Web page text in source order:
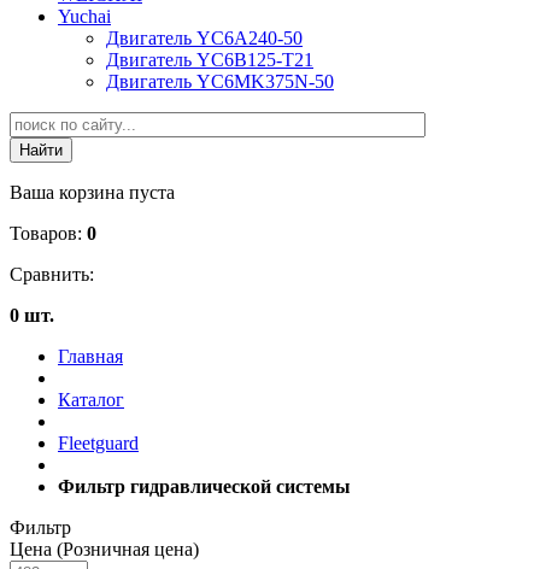
Yuchai
Двигатель YC6A240-50
Двигатель YC6B125-T21
Двигатель YC6MK375N-50
Ваша корзина пуста
Товаров: 0
Сравнить:
0 шт.
Главная
Каталог
Fleetguard
Фильтр гидравлической системы
Фильтр
Цена (Розничная цена)